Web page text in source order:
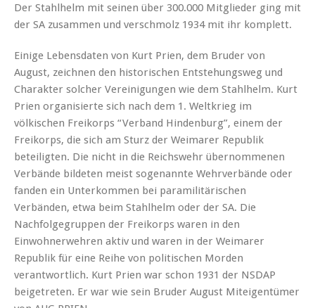
Der Stahlhelm mit seinen über 300.000 Mitglieder ging mit
der SA zusammen und verschmolz 1934 mit ihr komplett.
Einige Lebensdaten von Kurt Prien, dem Bruder von
August, zeichnen den historischen Entstehungsweg und
Charakter solcher Vereinigungen wie dem Stahlhelm. Kurt
Prien organisierte sich nach dem 1. Weltkrieg im
völkischen Freikorps “Verband Hindenburg”, einem der
Freikorps, die sich am Sturz der Weimarer Republik
beteiligten. Die nicht in die Reichswehr übernommenen
Verbände bildeten meist sogenannte Wehrverbände oder
fanden ein Unterkommen bei paramilitärischen
Verbänden, etwa beim Stahlhelm oder der SA. Die
Nachfolgegruppen der Freikorps waren in den
Einwohnerwehren aktiv und waren in der Weimarer
Republik für eine Reihe von politischen Morden
verantwortlich. Kurt Prien war schon 1931 der NSDAP
beigetreten. Er war wie sein Bruder August Miteigentümer